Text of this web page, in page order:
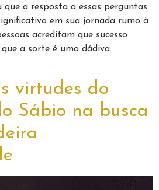
a resposta a essas perguntas
em sua jornada rumo à
acreditam que sucesso
a sorte é uma dádiva
virtudes do
Sábio na busca